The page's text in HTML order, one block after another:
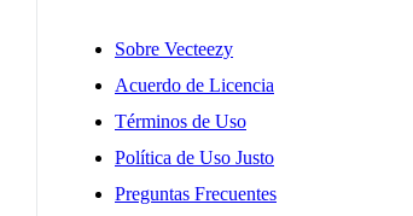
Sobre Vecteezy
Acuerdo de Licencia
Términos de Uso
Política de Uso Justo
Preguntas Frecuentes